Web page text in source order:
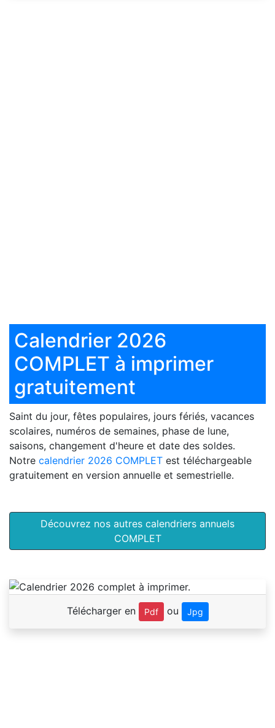
Calendrier 2026
COMPLET à imprimer
gratuitement
Saint du jour, fêtes populaires, jours fériés, vacances
scolaires, numéros de semaines, phase de lune,
saisons, changement d'heure et date des soldes.
Notre calendrier 2026 COMPLET est téléchargeable
gratuitement en version annuelle et semestrielle.
Découvrez nos autres calendriers annuels
COMPLET
Télécharger en Pdf ou Jpg